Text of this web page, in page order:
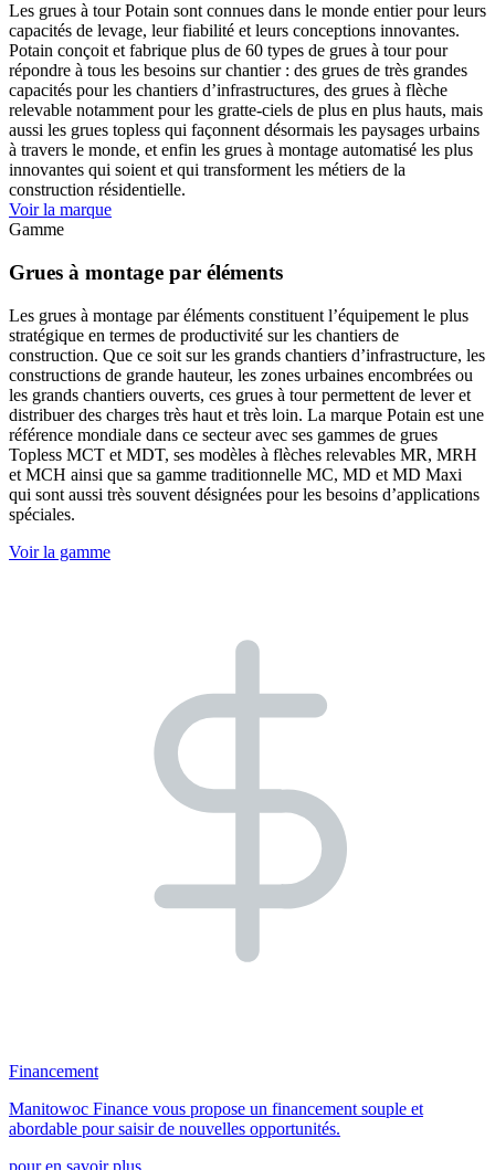
Les grues à tour Potain sont connues dans le monde entier pour leurs
capacités de levage, leur fiabilité et leurs conceptions innovantes.
Potain conçoit et fabrique plus de 60 types de grues à tour pour
répondre à tous les besoins sur chantier : des grues de très grandes
capacités pour les chantiers d’infrastructures, des grues à flèche
relevable notamment pour les gratte-ciels de plus en plus hauts, mais
aussi les grues topless qui façonnent désormais les paysages urbains
à travers le monde, et enfin les grues à montage automatisé les plus
innovantes qui soient et qui transforment les métiers de la
construction résidentielle.
Voir la marque
Gamme
Grues à montage par éléments
Les grues à montage par éléments constituent l’équipement le plus
stratégique en termes de productivité sur les chantiers de
construction. Que ce soit sur les grands chantiers d’infrastructure, les
constructions de grande hauteur, les zones urbaines encombrées ou
les grands chantiers ouverts, ces grues à tour permettent de lever et
distribuer des charges très haut et très loin. La marque Potain est une
référence mondiale dans ce secteur avec ses gammes de grues
Topless MCT et MDT, ses modèles à flèches relevables MR, MRH
et MCH ainsi que sa gamme traditionnelle MC, MD et MD Maxi
qui sont aussi très souvent désignées pour les besoins d’applications
spéciales.
Voir la gamme
Financement
Manitowoc Finance vous propose un financement souple et
abordable pour saisir de nouvelles opportunités.
pour en savoir plus